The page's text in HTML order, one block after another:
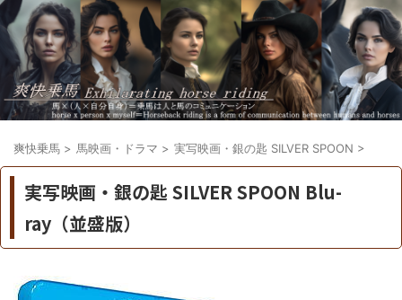
爽快乗馬 > 馬映画・ドラマ > 実写映画・銀の匙 SILVER SPOON >
実写映画・銀の匙 SILVER SPOON Blu-
ray（並盛版）